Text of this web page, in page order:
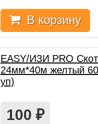
В корзину
EASY/ИЗИ PRO
24мм*40м желтый
уп)
100 ₽